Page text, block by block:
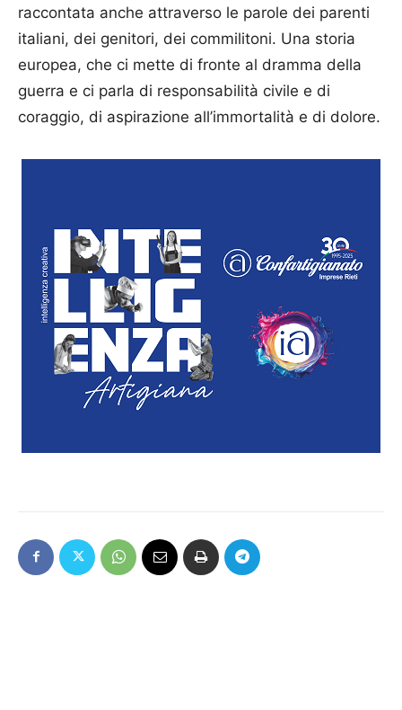
raccontata anche attraverso le parole dei parenti
italiani, dei genitori, dei commilitoni. Una storia
europea, che ci mette di fronte al dramma della
guerra e ci parla di responsabilità civile e di
coraggio, di aspirazione all’immortalità e di dolore.